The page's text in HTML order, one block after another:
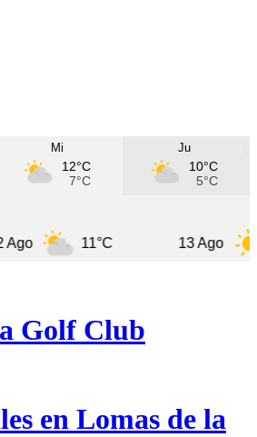
Mi
12°C
7°C
Ju
10°C
5°C
11°C 11°C
Golf Club
en Lomas de la